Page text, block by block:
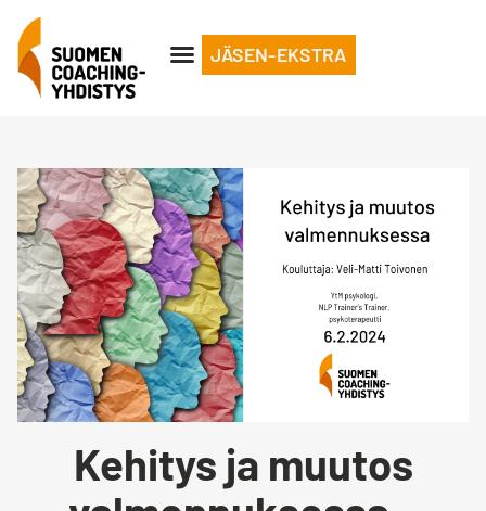
JÄSEN-EKSTRA
Kehitys ja muutos